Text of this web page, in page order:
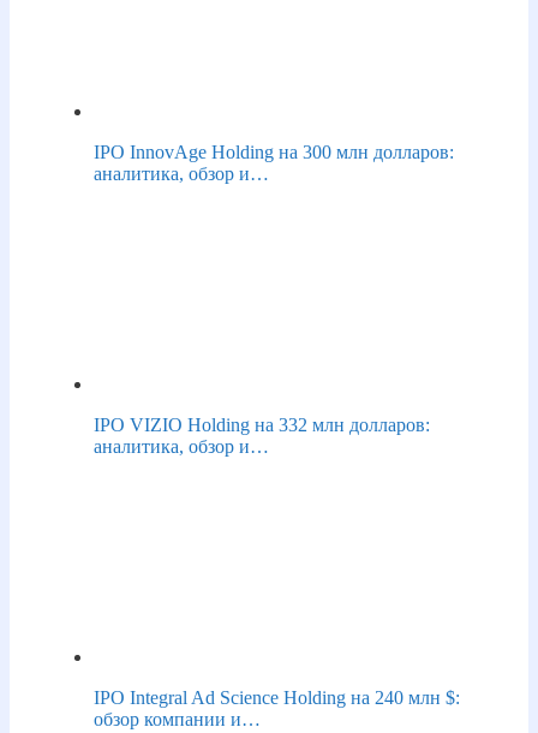
IPO InnovAge Holding на 300 млн долларов:
аналитика, обзор и…
IPO VIZIO Holding на 332 млн долларов:
аналитика, обзор и…
IPO Integral Ad Science Holding на 240 млн $:
обзор компании и…